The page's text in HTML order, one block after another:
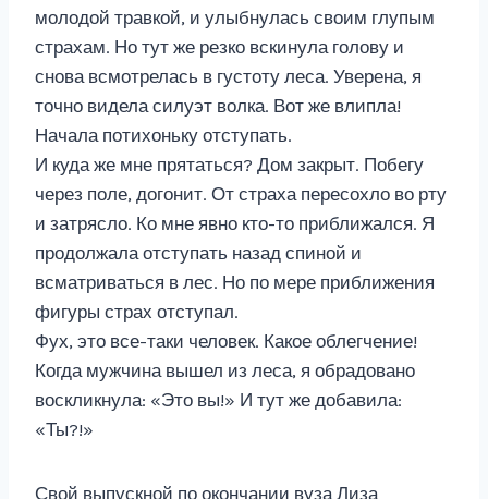
молодой травкой, и улыбнулась своим глупым
страхам. Но тут же резко вскинула голову и
снова всмотрелась в густоту леса. Уверена, я
точно видела силуэт волка. Вот же влипла!
Начала потихоньку отступать.
И куда же мне прятаться? Дом закрыт. Побегу
через поле, догонит. От страха пересохло во рту
и затрясло. Ко мне явно кто-то приближался. Я
продолжала отступать назад спиной и
всматриваться в лес. Но по мере приближения
фигуры страх отступал.
Фух, это все-таки человек. Какое облегчение!
Когда мужчина вышел из леса, я обрадовано
воскликнула: «Это вы!» И тут же добавила:
«Ты?!»
Свой выпускной по окончании вуза Лиза